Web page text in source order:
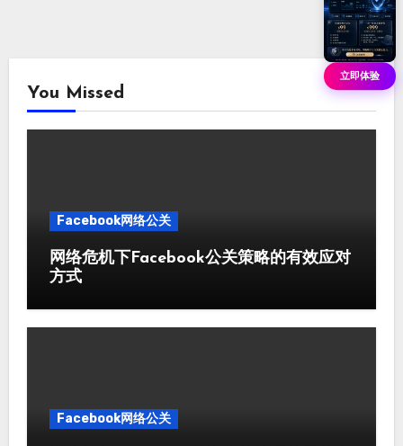
You Missed
Facebook网络公关
网络危机下Facebook公关策略的有效应对
方式
Facebook网络公关
立即体验